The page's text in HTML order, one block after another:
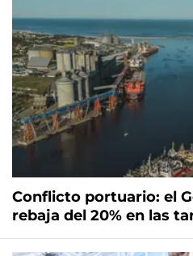
Conflicto portuario: el
rebaja del 20% en las